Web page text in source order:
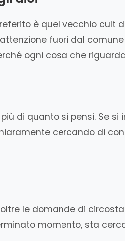
è quel vecchio cult
fuori dal
ogni cosa che
di quanto si pensi. Se si
cercando di
le domande di
momento, sta